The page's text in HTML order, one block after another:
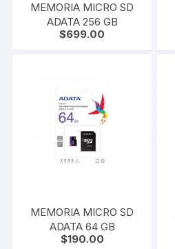
MEMORIA MICRO SD
ADATA 256 GB
$699.00
MEMORIA MICRO SD
ADATA 64 GB
$190.00